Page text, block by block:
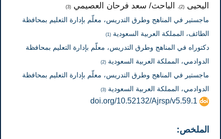
اليحيى (2)، الباحث/ سعد فرحان العصيمي (3)
ماجستير في المناهج وطرق التدريس، معلّم بإدارة التعليم بمحافظة
الطائف، المملكة العربية السعودية (1)
دكتوراه في المناهج وطرق التدريس، معلّم بإدارة التعليم بمحافظة
الدوادمي، المملكة العربية السعودية (2)
ماجستير في المناهج وطرق التدريس، معلّم بإدارة التعليم بمحافظة
الدوادمي، المملكة العربية السعودية (3)
doi.org/10.52132/Ajrsp/v5.59.1
الملخص: